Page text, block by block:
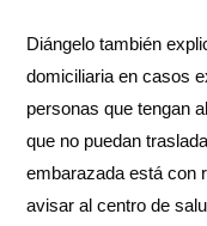
Diángelo también
domiciliaria en casos
personas que tengan
que no puedan
embarazada está con
avisar al centro de